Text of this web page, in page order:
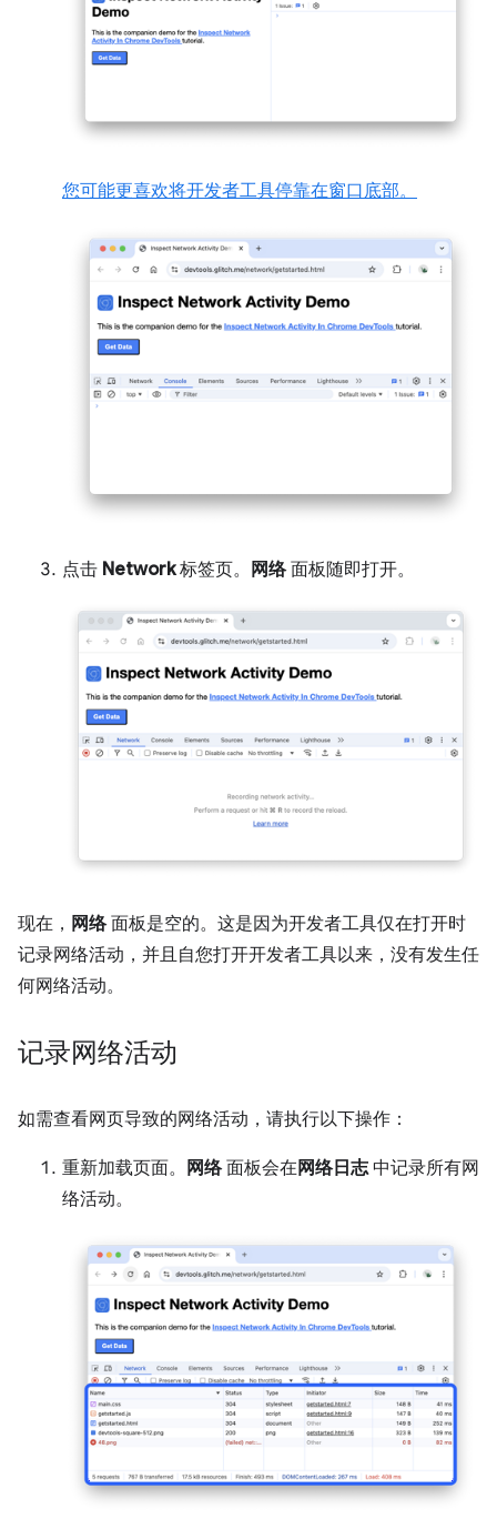
您可能更喜欢将开发者工具停靠在窗口底部。
点击 Network标签页。 网络面板随即打开。
现在， 网络面板是空的。这是因为开发者工具仅在打开时
记录网络活动，并且自您打开开发者工具以来，没有发生任
何网络活动。
记录网络活动
如需查看网页导致的网络活动，请执行以下操作：
重新加载页面。 网络面板会在网络日志中记录所有网
络活动。